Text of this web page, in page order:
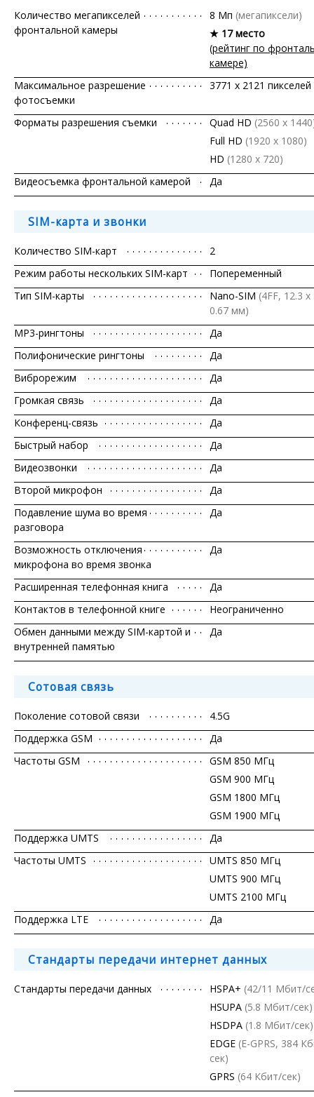
Количество мегапикселей
фронтальной камеры
8 Мп (мегапиксели)
★ 17 место
(рейтинг по
камере)
Максимальное разрешение
фотосъемки
3771 x 2121 пикселей
Форматы разрешения съемки Quad HD (2560 x
Full HD (1920 x 1080)
HD (1280 х 720)
Видеосъемка фронтальной камерой
Да
SIM-карта и звонки
Количество SIM-карт
2
Режим работы нескольких SIM-карт
Попеременный
Тип SIM-карты
Nano-SIM (4FF, 12.3 x
0.67 мм)
MP3-рингтоны
Да
Полифонические рингтоны
Да
Виброрежим
Да
Громкая связь
Да
Конференц-связь
Да
Быстрый набор
Да
Видеозвонки
Да
Второй микрофон
Да
Подавление шума во время
разговора
Да
Возможность отключения
микрофона во время звонка
Да
Расширенная телефонная книга
Да
Контактов в телефонной книге
Неограниченно
Обмен данными между SIM-картой и
внутренней памятью
Да
Сотовая связь
Поколение сотовой связи
4.5G
Поддержка GSM
Да
Частоты GSM
GSM 850 МГц
GSM 900 МГц
GSM 1800 МГц
GSM 1900 МГц
Поддержка UMTS
Да
Частоты UMTS
UMTS 850 МГц
UMTS 900 МГц
UMTS 2100 МГц
Поддержка LTE
Да
Стандарты передачи интернет данных
Стандарты передачи данных HSPA+ (42/11 Мбит/
HSUPA (5.8 Мбит/сек)
HSDPA (1.8 Мбит/сек)
EDGE (E-GPRS, 384
сек)
GPRS (64 Кбит/сек)